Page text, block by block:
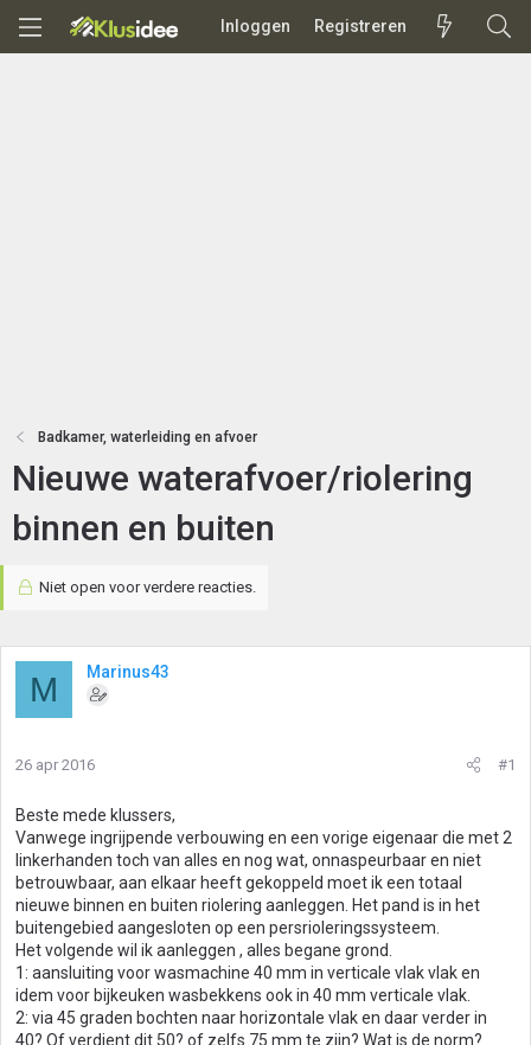
Inloggen Registreren
Badkamer, waterleiding en afvoer
Nieuwe waterafvoer/riolering
binnen en buiten
Niet open voor verdere reacties.
M Marinus43
26 apr 2016 #1
Beste mede klussers,
Vanwege ingrijpende verbouwing en een vorige eigenaar die met 2
linkerhanden toch van alles en nog wat, onnaspeurbaar en niet
betrouwbaar, aan elkaar heeft gekoppeld moet ik een totaal
nieuwe binnen en buiten riolering aanleggen. Het pand is in het
buitengebied aangesloten op een persrioleringssysteem.
Het volgende wil ik aanleggen , alles begane grond.
1: aansluiting voor wasmachine 40 mm in verticale vlak vlak en
idem voor bijkeuken wasbekkens ook in 40 mm verticale vlak.
2: via 45 graden bochten naar horizontale vlak en daar verder in
40? Of verdient dit 50? of zelfs 75 mm te zijn? Wat is de norm?